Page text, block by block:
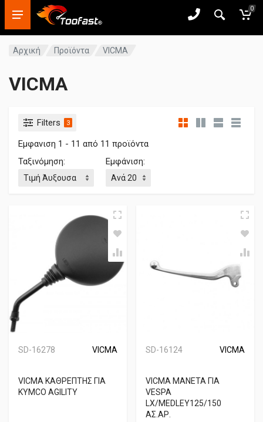
0
Αρχική Προϊόντα VICMA
VICMA
Filters 3
Εμφανιση 1 - 11 από 11 προϊόντα
Ταξινόμηση:
Εμφάνιση:
SD-16278 VICMA
VICMA ΚΑΘΡΕΠΤΗΣ ΓΙΑ
KYMCO AGILITY
SD-16124 VICMA
VICMA ΜΑΝΕΤΑ ΓΙΑ
VESPA
LX/MEDLEY125/150
ΑΣ.ΑΡ.